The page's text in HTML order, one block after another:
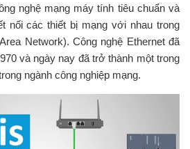
nghệ mạng máy tính tiêu chuẩn và
nối các thiết bị mạng với nhau trong
Network). Công nghệ Ethernet đã
và ngày nay đã trở thành một trong
ngành công nghiệp mạng.